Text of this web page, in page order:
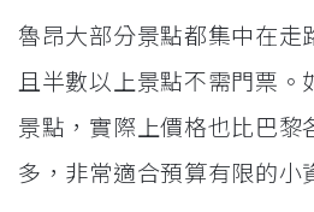
魯昂大部分景點都集中在走
且半數以上景點不需門票。
景點，實際上價格也比巴黎
多，非常適合預算有限的小